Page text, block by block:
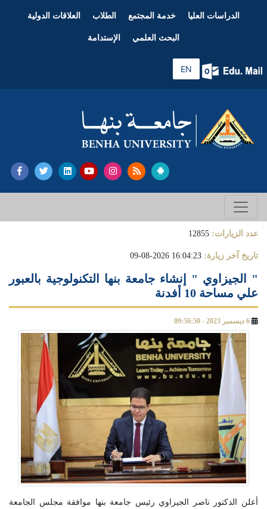
الدراسات العليا خدمة المجتمع الطلاب العلاقات الدولية
البحث العلمي الإستدامة
EN
عدد الزيارات: 12855
تاريخ آخر زيارة: 16:04:23 2026-08-09
" الجيزاوي " إنشاء جامعة بنها التكنولوجية بالعبور
علي مساحة 10 أفدنة
أعلن الدكتور ناصر الجيزاوي رئيس جامعة بنها موافقة مجلس الجامعة